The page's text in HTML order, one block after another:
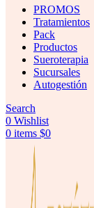
PROMOS
Tratamientos
Pack
Productos
Sueroterapia
Sucursales
Autogestión
Search
0 Wishlist
0 items $0